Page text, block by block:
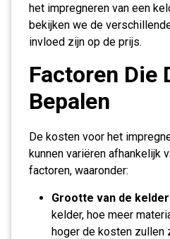
het impregneren van een
bekijken we de
invloed zijn op de prijs.
Factoren Die
Bepalen
De kosten voor het
kunnen variëren afhankelijk
factoren, waaronder:
Grootte van de
kelder, hoe meer
hoger de kosten zullen